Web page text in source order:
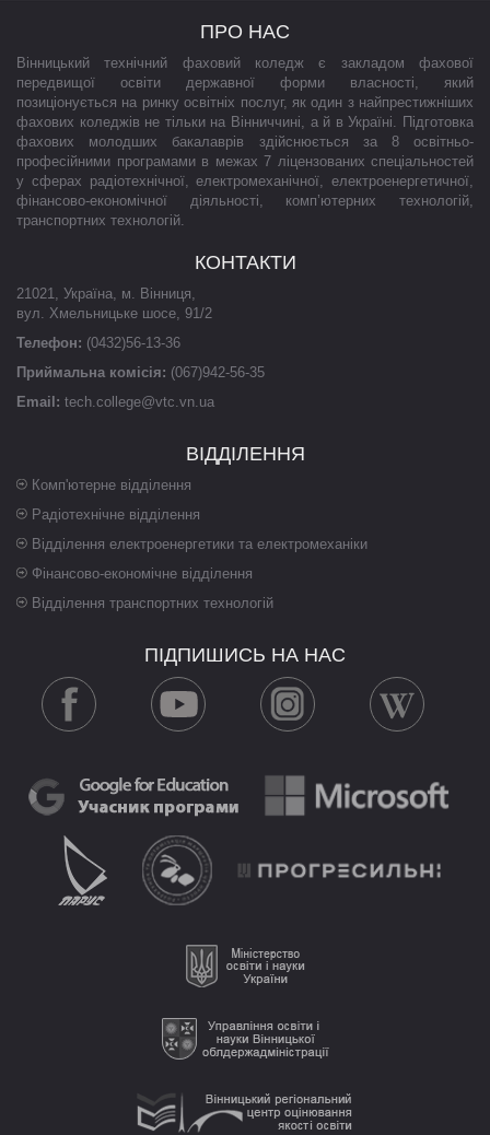
ПРО НАС
Вінницький технічний фаховий коледж є закладом фахової
передвищої освіти державної форми власності, який
позиціонується на ринку освітніх послуг, як один з найпрестижніших
фахових коледжів не тільки на Вінниччині, а й в Україні. Підготовка
фахових молодших бакалаврів здійснюється за 8 освітньо-
професійними програмами в межах 7 ліцензованих спеціальностей
у сферах радіотехнічної, електромеханічної, електроенергетичної,
фінансово-економічної діяльності, комп’ютерних технологій,
транспортних технологій.
КОНТАКТИ
21021, Україна, м. Вінниця,
вул. Хмельницьке шосе, 91/2
Телефон: (0432)56-13-36
Приймальна комісія: (067)942-56-35
Email: tech.college@vtc.vn.ua
ВІДДІЛЕННЯ
Комп'ютерне відділення
Радіотехнічне відділення
Відділення електроенергетики та електромеханіки
Фінансово-економічне відділення
Відділення транспортних технологій
ПІДПИШИСЬ НА НАС